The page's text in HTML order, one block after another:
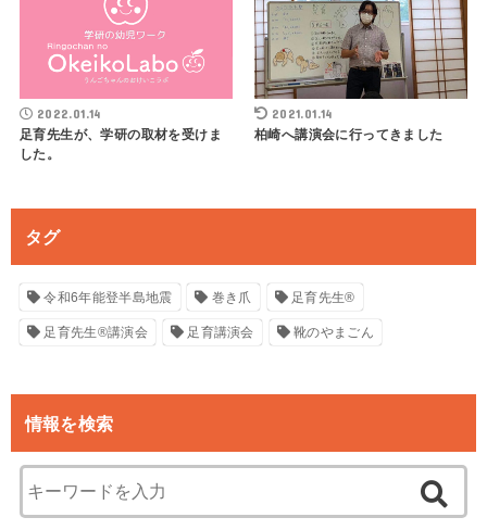
2022.01.14
足育先生が、学研の取材を受けま
した。
2021.01.14
柏崎へ講演会に行ってきました
タグ
令和6年能登半島地震 巻き爪 足育先生®
足育先生®講演会 足育講演会 靴のやまごん
情報を検索